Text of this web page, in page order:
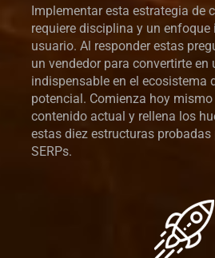
Implementar esta estrategia de
requiere disciplina y un enfoque
usuario. Al responder estas
un vendedor para convertirte en
indispensable en el ecosistema
potencial. Comienza hoy
contenido actual y rellena los
estas diez estructuras
SERPs.